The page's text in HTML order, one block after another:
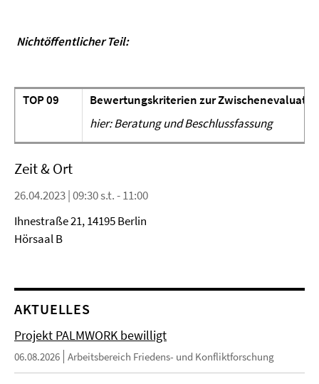
Nichtöffentlicher Teil:
TOP 09
Bewertungskriterien zur
hier: Beratung und Beschlussfassung
Zeit & Ort
26.04.2023 | 09:30 s.t. - 11:00
Ihnestraße 21, 14195 Berlin
Hörsaal B
AKTUELLES
Projekt PALMWORK bewilligt
06.08.2026 Arbeitsbereich Friedens- und Konfliktforschung